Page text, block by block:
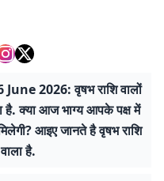
2026: वृषभ राशि वालों
क्या आज भाग्य आपके पक्ष में
आइए जानते है वृषभ राशि
है.